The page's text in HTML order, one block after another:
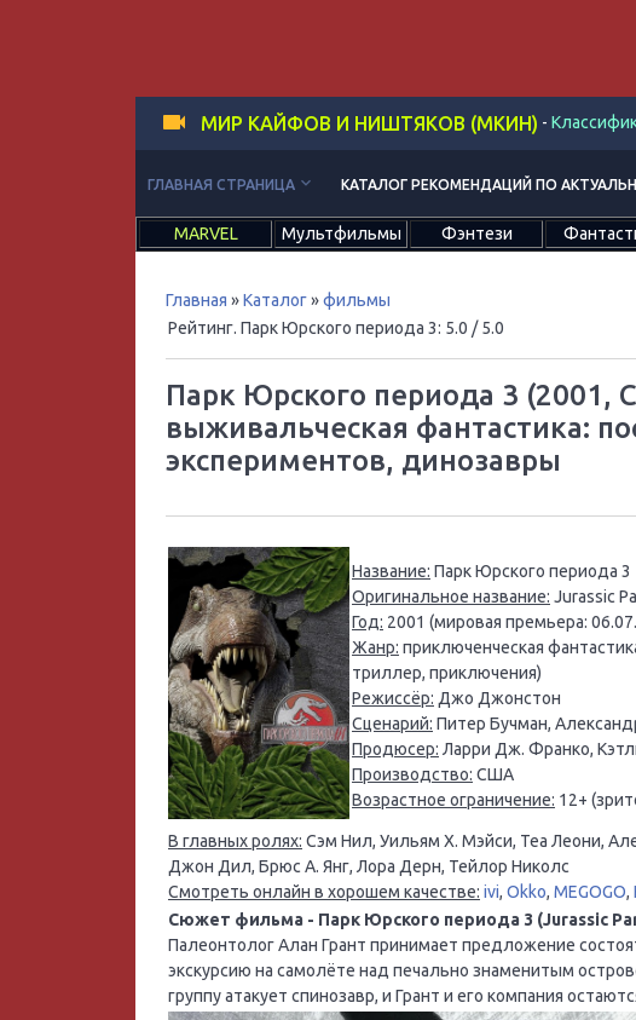
МИР КАЙФОВ И НИШТЯКОВ (МКИН) -
ГЛАВНАЯ СТРАНИЦА keyboard_arrow_down КАТАЛОГ РЕКОМЕНДАЦИЙ ПО
MARVEL Мультфильмы Фэнтези
Главная »Каталог»фильмы
Рейтинг. Парк Юрского периода 3: 5.0 / 5.0
Парк Юрского периода 3 (2001,
выживальческая фантастика:
экспериментов, динозавры
Название: Парк Юрского периода 3
Оригинальное название: Jurassic
Год: 2001 (мировая премьера:
Жанр: приключенческая
триллер, приключения)
Режиссёр: Джо Джонстон
Сценарий: Питер Бучман,
Продюсер: Ларри Дж. Франко,
Производство: США
Возрастное ограничение: 12+
В главных ролях: Сэм Нил, Уильям Х. Мэйси, Теа Леони,
Джон Дил, Брюс А. Янг, Лора Дерн, Тейлор Николс
Смотреть онлайн в хорошем качестве: ivi, Okko, MEGOGO,
Сюжет фильма - Парк Юрского периода 3 (Jurassic
Палеонтолог Алан Грант принимает предложение
экскурсию на самолёте над печально знаменитым
группу атакует спинозавр, и Грант и его компания